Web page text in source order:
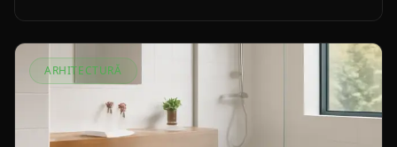
ARHITECTURĂ